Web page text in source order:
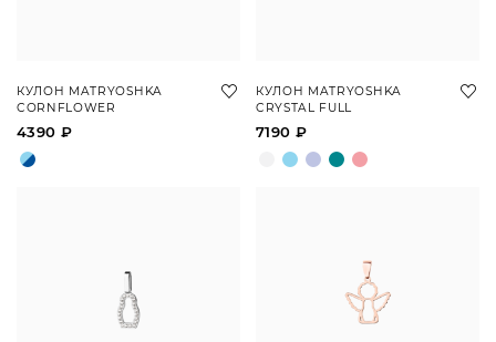
КУЛОН MATRYOSHKA
CORNFLOWER
4390 ₽
КУЛОН MATRYOSHKA
CRYSTAL FULL
7190 ₽